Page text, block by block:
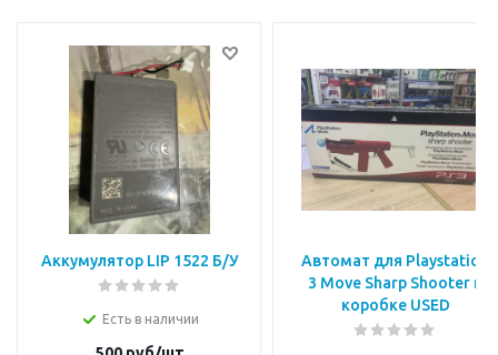
Аккумулятор LIP 1522 Б/У
Есть в наличии
Автомат для Playstation
3 Move Sharp Shooter в
коробке USED